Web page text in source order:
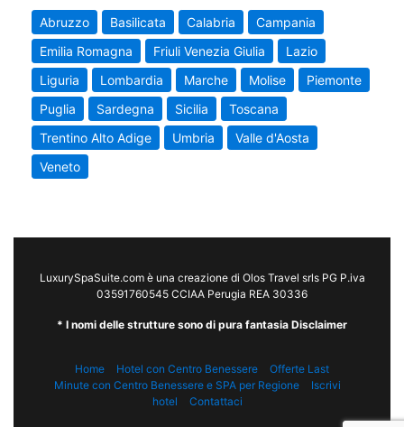
Abruzzo Basilicata Calabria
Campania
Emilia Romagna
Friuli Venezia Giulia
Lazio
Liguria
Lombardia Marche Molise
Piemonte
Puglia
Sardegna Sicilia
Toscana
Trentino Alto Adige
Umbria
Valle d'Aosta
Veneto
LuxurySpaSuite.com è una creazione di Olos Travel srls PG P.iva
03591760545 CCIAA Perugia REA 30336
* I nomi delle strutture sono di pura fantasia Disclaimer
Home Hotel con Centro Benessere
Offerte Last
Minute con Centro Benessere e SPA per Regione
Iscrivi
hotel
Contattaci